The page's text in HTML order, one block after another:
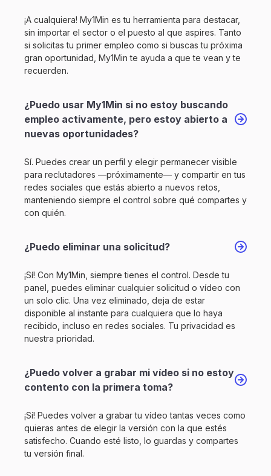
¡A cualquiera! My1Min es tu herramienta para destacar,
sin importar el sector o el puesto al que aspires. Tanto
si solicitas tu primer empleo como si buscas tu próxima
gran oportunidad, My1Min te ayuda a que te vean y te
recuerden.
¿Puedo usar My1Min si no estoy buscando
empleo activamente, pero estoy abierto a
nuevas oportunidades?
Sí. Puedes crear un perfil y elegir permanecer visible
para reclutadores —próximamente— y compartir en tus
redes sociales que estás abierto a nuevos retos,
manteniendo siempre el control sobre qué compartes y
con quién.
¿Puedo eliminar una solicitud?
¡Sí! Con My1Min, siempre tienes el control. Desde tu
panel, puedes eliminar cualquier solicitud o vídeo con
un solo clic. Una vez eliminado, deja de estar
disponible al instante para cualquiera que lo haya
recibido, incluso en redes sociales. Tu privacidad es
nuestra prioridad.
¿Puedo volver a grabar mi vídeo si no estoy
contento con la primera toma?
¡Sí! Puedes volver a grabar tu vídeo tantas veces como
quieras antes de elegir la versión con la que estés
satisfecho. Cuando esté listo, lo guardas y compartes
tu versión final.